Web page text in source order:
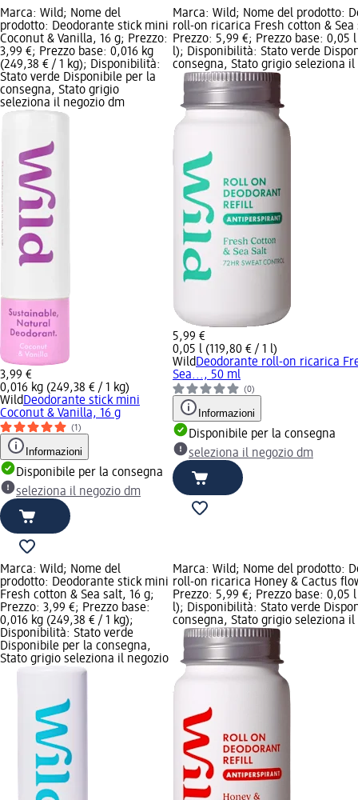
Marca: Wild; Nome del
prodotto: Deodorante stick mini
Coconut & Vanilla, 16 g; Prezzo:
3,99 €; Prezzo base: 0,016 kg
(249,38 € / 1 kg); Disponibilità:
Stato verde Disponibile per la
consegna, Stato grigio
seleziona il negozio dm
3,99 €
0,016 kg (249,38 € / 1 kg)
WildDeodorante stick mini
Coconut & Vanilla, 16 g
(1)
Informazioni
Disponibile per la consegna
seleziona il negozio dm
Marca: Wild; Nome del prodotto:
roll-on ricarica Fresh cotton &
Prezzo: 5,99 €; Prezzo base: 0,05 l
l); Disponibilità: Stato verde
consegna, Stato grigio seleziona il
5,99 €
0,05 l (119,80 € / 1 l)
WildDeodorante roll-on ricarica
Sea..., 50 ml
(0)
Informazioni
Disponibile per la consegna
seleziona il negozio dm
Marca: Wild; Nome del
prodotto: Deodorante stick mini
Fresh cotton & Sea salt, 16 g;
Prezzo: 3,99 €; Prezzo base:
0,016 kg (249,38 € / 1 kg);
Disponibilità: Stato verde
Disponibile per la consegna,
Stato grigio seleziona il negozio
Marca: Wild; Nome del prodotto:
roll-on ricarica Honey & Cactus
Prezzo: 5,99 €; Prezzo base: 0,05 l
l); Disponibilità: Stato verde
consegna, Stato grigio seleziona il